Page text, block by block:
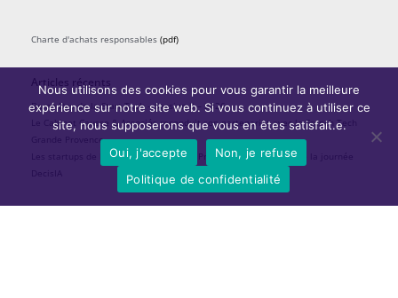
Charte d'achats responsables (pdf)
Articles récents
Demo Day de la Start Tech – Session 8 – 2026
Le Cabinet Causse & Associés reconduit son partenariat avec la French Tech
Grande Provence
Les startups de la French Tech Grande Provence pitchent lors de la journée
DecisIA
Nous utilisons des cookies pour vous garantir la meilleure
expérience sur notre site web. Si vous continuez à utiliser ce
site, nous supposerons que vous en êtes satisfait.e.
Oui, j'accepte
Non, je refuse
Politique de confidentialité